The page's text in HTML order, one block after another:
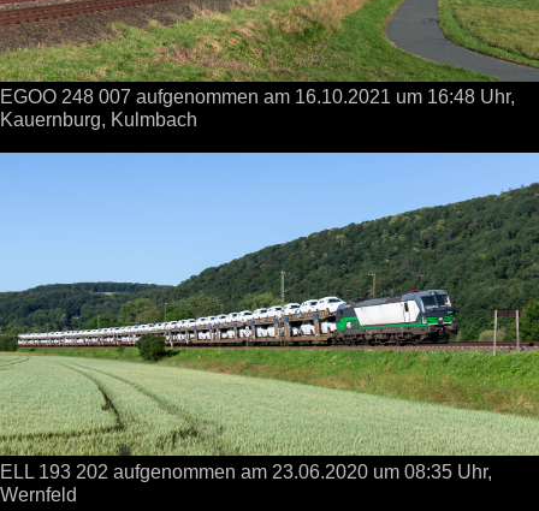
EGOO 248 007 aufgenommen am 16.10.2021 um 16:48 Uhr,
Kauernburg, Kulmbach
ELL 193 202 aufgenommen am 23.06.2020 um 08:35 Uhr,
Wernfeld